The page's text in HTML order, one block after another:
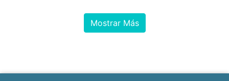
Mostrar Más